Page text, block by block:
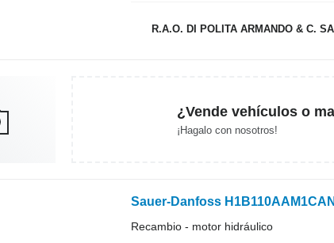
R.A.O. DI POLITA ARMANDO & C.
¿Vende vehículos o
¡Hagalo con nosotros!
Recambio - motor hidráulico